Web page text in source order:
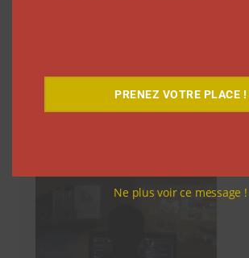
Découvrez notre documentaire
PRENEZ VOTRE PLACE !
Ne plus voir ce message !